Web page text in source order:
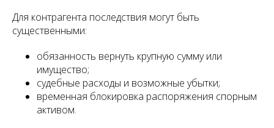
Для контрагента последствия могут быть
существенными:
обязанность вернуть крупную сумму или
имущество;
судебные расходы и возможные убытки;
временная блокировка распоряжения спорным
активом.